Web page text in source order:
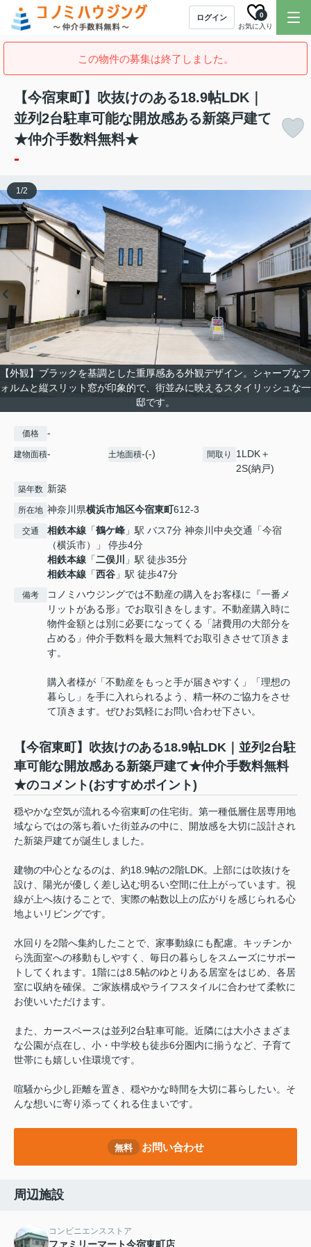
ログイン
お気に入り
0
この物件の募集は終了しました。
【今宿東町】吹抜けのある18.9帖LDK｜
並列2台駐車可能な開放感ある新築戸建て
★仲介手数料無料★
-
【外観】ブラックを基調とした重厚感ある外観デザイン。シャープなフ
ォルムと縦スリット窓が印象的で、街並みに映えるスタイリッシュな一
邸です。
1/2
価格 -
建物面積- 土地面積-(-) 間取り
1LDK＋
2S(納戸)
築年数 新築
所在地 神奈川県横浜市旭区今宿東町612-3
交通 相鉄本線 「鶴ケ峰 」駅 バス7分 神奈川中央交通「今宿
（横浜市）」 停歩4分
相鉄本線 「二俣川
」駅 徒歩35分
相鉄本線 「西谷 」駅 徒歩47分
備考
コノミハウジングでは不動産の購入をお客様に『一番メ
リットがある形』でお取引きをします。不動産購入時に
物件金額とは別に必要になってくる「諸費用の大部分を
占める」仲介手数料を最大無料でお取引きさせて頂きま
す。
購入者様が「不動産をもっと手が届きやすく」「理想の
暮らし」を手に入れられるよう、精一杯のご協力をさせ
て頂きます。ぜひお気軽にお問い合わせ下さい。
【今宿東町】吹抜けのある18.9帖LDK｜並列2台駐
車可能な開放感ある新築戸建て★仲介手数料無料
★のコメント(おすすめポイント)
穏やかな空気が流れる今宿東町の住宅街。第一種低層住居専用地
域ならではの落ち着いた街並みの中に、開放感を大切に設計され
た新築戸建てが誕生しました。
建物の中心となるのは、約18.9帖の2階LDK。上部には吹抜けを
設け、陽光が優しく差し込む明るい空間に仕上がっています。視
線が上へ抜けることで、実際の帖数以上の広がりを感じられる心
地よいリビングです。
水回りを2階へ集約したことで、家事動線にも配慮。キッチンか
ら洗面室への移動もしやすく、毎日の暮らしをスムーズにサポー
トしてくれます。1階には8.5帖のゆとりある居室をはじめ、各居
室に収納を確保。ご家族構成やライフスタイルに合わせて柔軟に
お使いいただけます。
また、カースペースは並列2台駐車可能。近隣には大小さまざま
な公園が点在し、小・中学校も徒歩6分圏内に揃うなど、子育て
世帯にも嬉しい住環境です。
喧騒から少し距離を置き、穏やかな時間を大切に暮らしたい。そ
んな想いに寄り添ってくれる住まいです。
無料 お問い合わせ
周辺施設
コンビニエンスストア
ファミリーマート今宿東町店